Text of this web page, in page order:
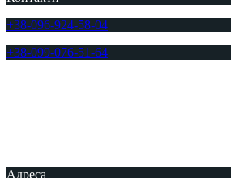
+38-096-924-58-04
+38-099-076-51-64
Адреса